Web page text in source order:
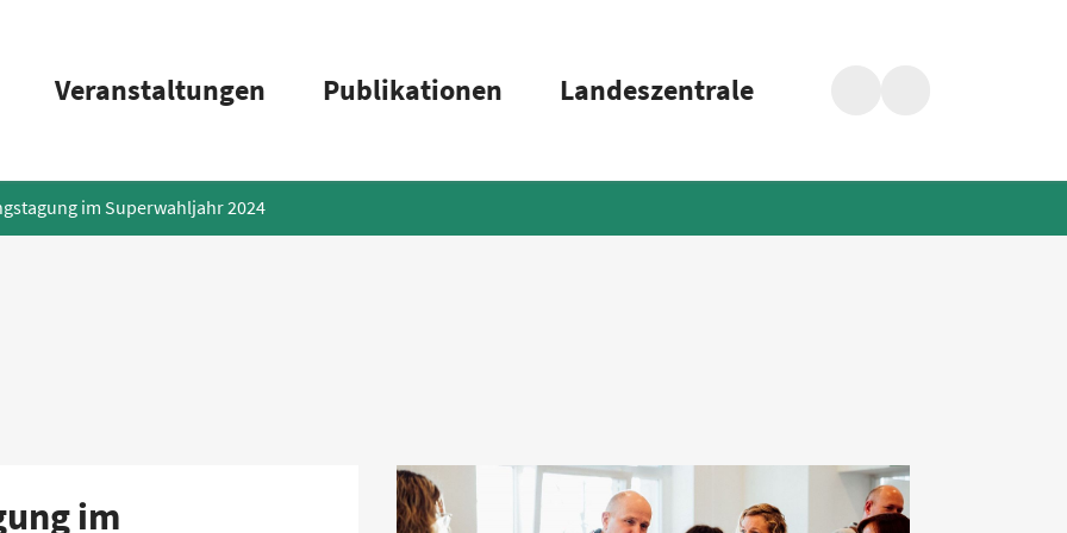
Veranstaltungen Publikationen Landeszentrale
im Superwahljahr 2024
im